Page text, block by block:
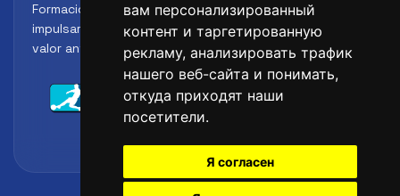
вам персонализированный
контент и таргетированную
рекламу, анализировать трафик
нашего веб-сайта и понимать,
откуда приходят наши
посетители.
Я согласен
Formación, metodología y reconocimiento para
impulsar el perfil profesional del alumno y reforzar su
valor ante clubes, academias y entidades deportivas.